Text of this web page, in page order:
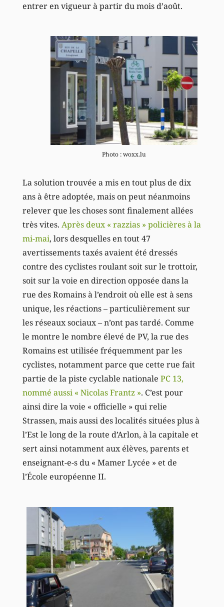
entrer en vigueur à partir du mois d’août.
Photo : woxx.lu
La solution trouvée a mis en tout plus de dix
ans à être adoptée, mais on peut néanmoins
relever que les choses sont finalement allées
très vites. Après deux « razzias » policières à la
mi-mai, lors desquelles en tout 47
avertissements taxés avaient été dressés
contre des cyclistes roulant soit sur le trottoir,
soit sur la voie en direction opposée dans la
rue des Romains à l’endroit où elle est à sens
unique, les réactions – particulièrement sur
les réseaux sociaux – n’ont pas tardé. Comme
le montre le nombre élevé de PV, la rue des
Romains est utilisée fréquemment par les
cyclistes, notamment parce que cette rue fait
partie de la piste cyclable nationale PC 13,
nommé aussi « Nicolas Frantz ». C’est pour
ainsi dire la voie « officielle » qui relie
Strassen, mais aussi des localités situées plus à
l’Est le long de la route d’Arlon, à la capitale et
sert ainsi notamment aux élèves, parents et
enseignant-e-s du « Mamer Lycée » et de
l’École européenne II.